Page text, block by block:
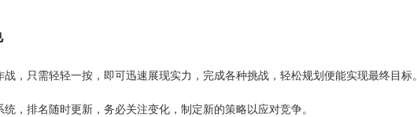
战，只需轻轻一按，即可迅速展现实力，完成各种挑战，轻松规划便能实现最终目标。
统，排名随时更新，务必关注变化，制定新的策略以应对竞争。